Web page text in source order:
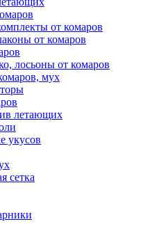
от комаров
от комаров
лосьоны от комаров
мух
летающих
укусов
сетка